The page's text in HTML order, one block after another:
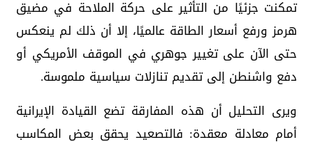
تمكنت جزئيًا من التأثير على حركة الملاحة في مضيق
هرمز ورفع أسعار الطاقة عالميًا، إلا أن ذلك لم ينعكس
حتى الآن على تغيير جوهري في الموقف الأمريكي أو
دفع واشنطن إلى تقديم تنازلات سياسية ملموسة.
ويرى التحليل أن هذه المفارقة تضع القيادة الإيرانية
أمام معادلة معقدة: فالتصعيد يحقق بعض المكاسب